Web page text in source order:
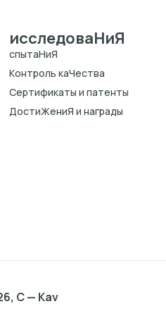
исследоваHиЯ
спытаHиЯ
Kонтроль каЧества
Cертификаты и патенты
ДостиЖениЯ и награды
C — Kav